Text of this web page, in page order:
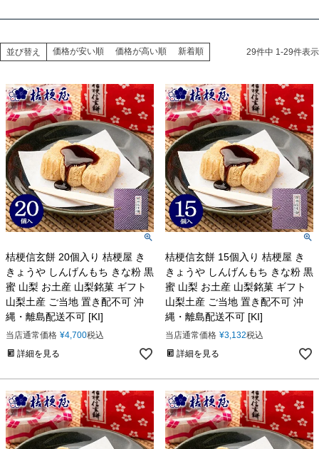
並び替え 価格が安い順 価格が高い順 新着順 29件中 1-29件表示
桔梗信玄餅 20個入り 桔梗屋 き
きょうや しんげんもち きな粉 黒
蜜 山梨 お土産 山梨銘菓 ギフト
山梨土産 ご当地 置き配不可 沖
縄・離島配送不可 [KI]
当店通常価格 ¥4,700税込
詳細を見る
桔梗信玄餅 15個入り 桔梗屋 き
きょうや しんげんもち きな粉 黒
蜜 山梨 お土産 山梨銘菓 ギフト
山梨土産 ご当地 置き配不可 沖
縄・離島配送不可 [KI]
当店通常価格 ¥3,132税込
詳細を見る